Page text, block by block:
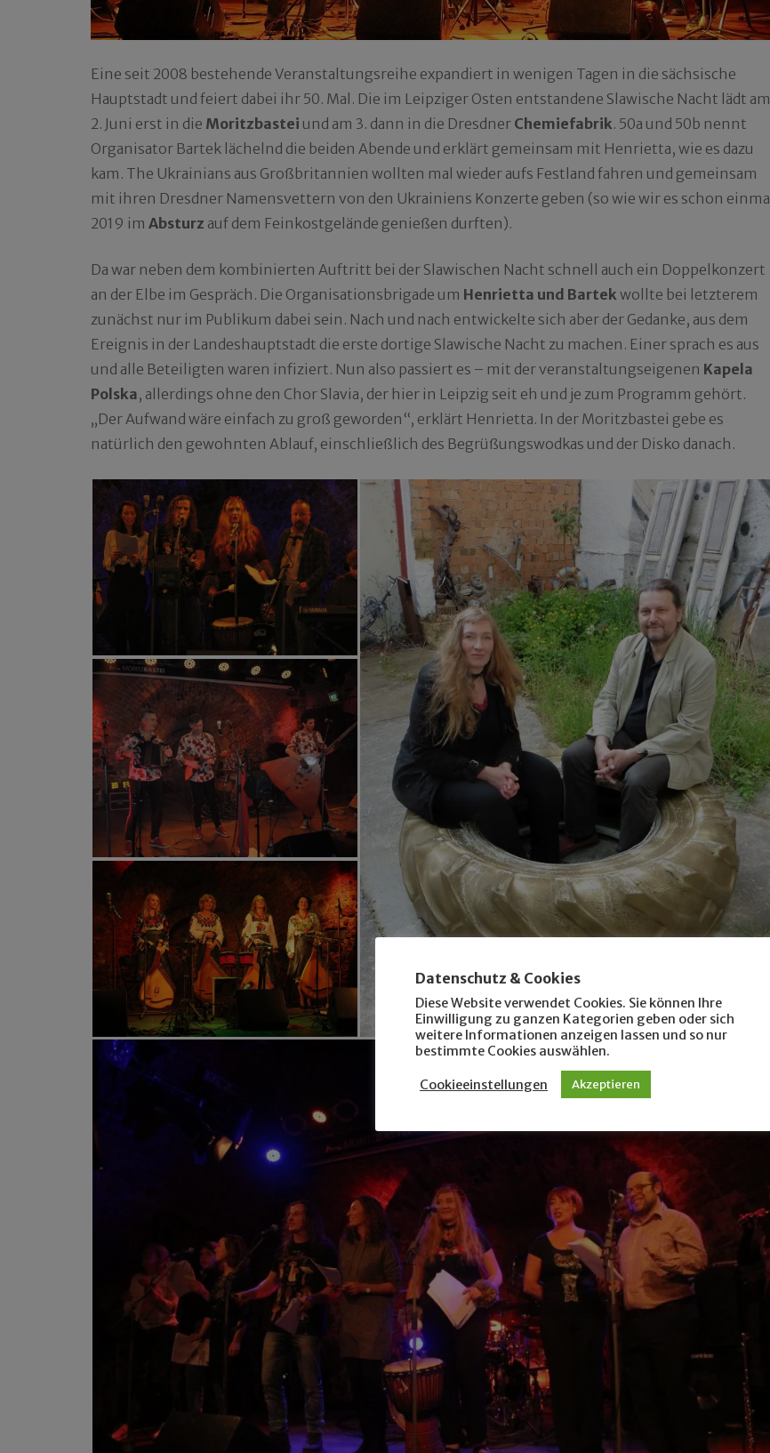
Eine seit 2008 bestehende Veranstaltungsreihe expandiert in wenigen Tagen in die sächsische
Hauptstadt und feiert dabei ihr 50. Mal. Die im Leipziger Osten entstandene Slawische Nacht lädt am
2. Juni erst in die Moritzbastei und am 3. dann in die Dresdner Chemiefabrik. 50a und 50b nennt
Organisator Bartek lächelnd die beiden Abende und erklärt gemeinsam mit Henrietta, wie es dazu
kam. The Ukrainians aus Großbritannien wollten mal wieder aufs Festland fahren und gemeinsam
mit ihren Dresdner Namensvettern von den Ukrainiens Konzerte geben (so wie wir es schon einmal
2019 im Absturz auf dem Feinkostgelände genießen durften).
Da war neben dem kombinierten Auftritt bei der Slawischen Nacht schnell auch ein Doppelkonzert
an der Elbe im Gespräch. Die Organisationsbrigade um Henrietta und Bartek wollte bei letzterem
zunächst nur im Publikum dabei sein. Nach und nach entwickelte sich aber der Gedanke, aus dem
Ereignis in der Landeshauptstadt die erste dortige Slawische Nacht zu machen. Einer sprach es aus
und alle Beteiligten waren infiziert. Nun also passiert es – mit der veranstaltungseigenen Kapela
Polska, allerdings ohne den Chor Slavia, der hier in Leipzig seit eh und je zum Programm gehört.
„Der Aufwand wäre einfach zu groß geworden“, erklärt Henrietta. In der Moritzbastei gebe es
natürlich den gewohnten Ablauf, einschließlich des Begrüßungswodkas und der Disko danach.
Datenschutz & Cookies
Diese Website verwendet Cookies. Sie können Ihre
Einwilligung zu ganzen Kategorien geben oder sich
weitere Informationen anzeigen lassen und so nur
bestimmte Cookies auswählen.
Cookieeinstellungen Akzeptieren